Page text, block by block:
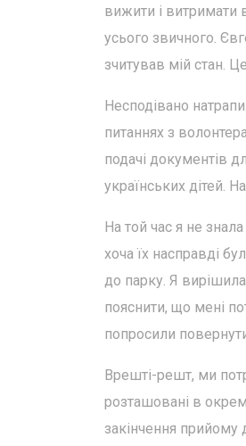
вижити і витримати
усього звичного.
зчитував мій стан.
Несподівано
питаннях з
подачі документів
українських дітей.
На той час я не
хоча їх насправді
до парку. Я
пояснити, що мені
попросили
Врешті-решт, ми
розташовані в
закінчення прийому